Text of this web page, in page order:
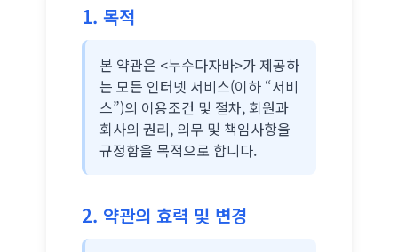
1. 목적
본 약관은 <누수다자바>가 제공하
는 모든 인터넷 서비스(이하 “서비
스”)의 이용조건 및 절차, 회원과
회사의 권리, 의무 및 책임사항을
규정함을 목적으로 합니다.
2. 약관의 효력 및 변경